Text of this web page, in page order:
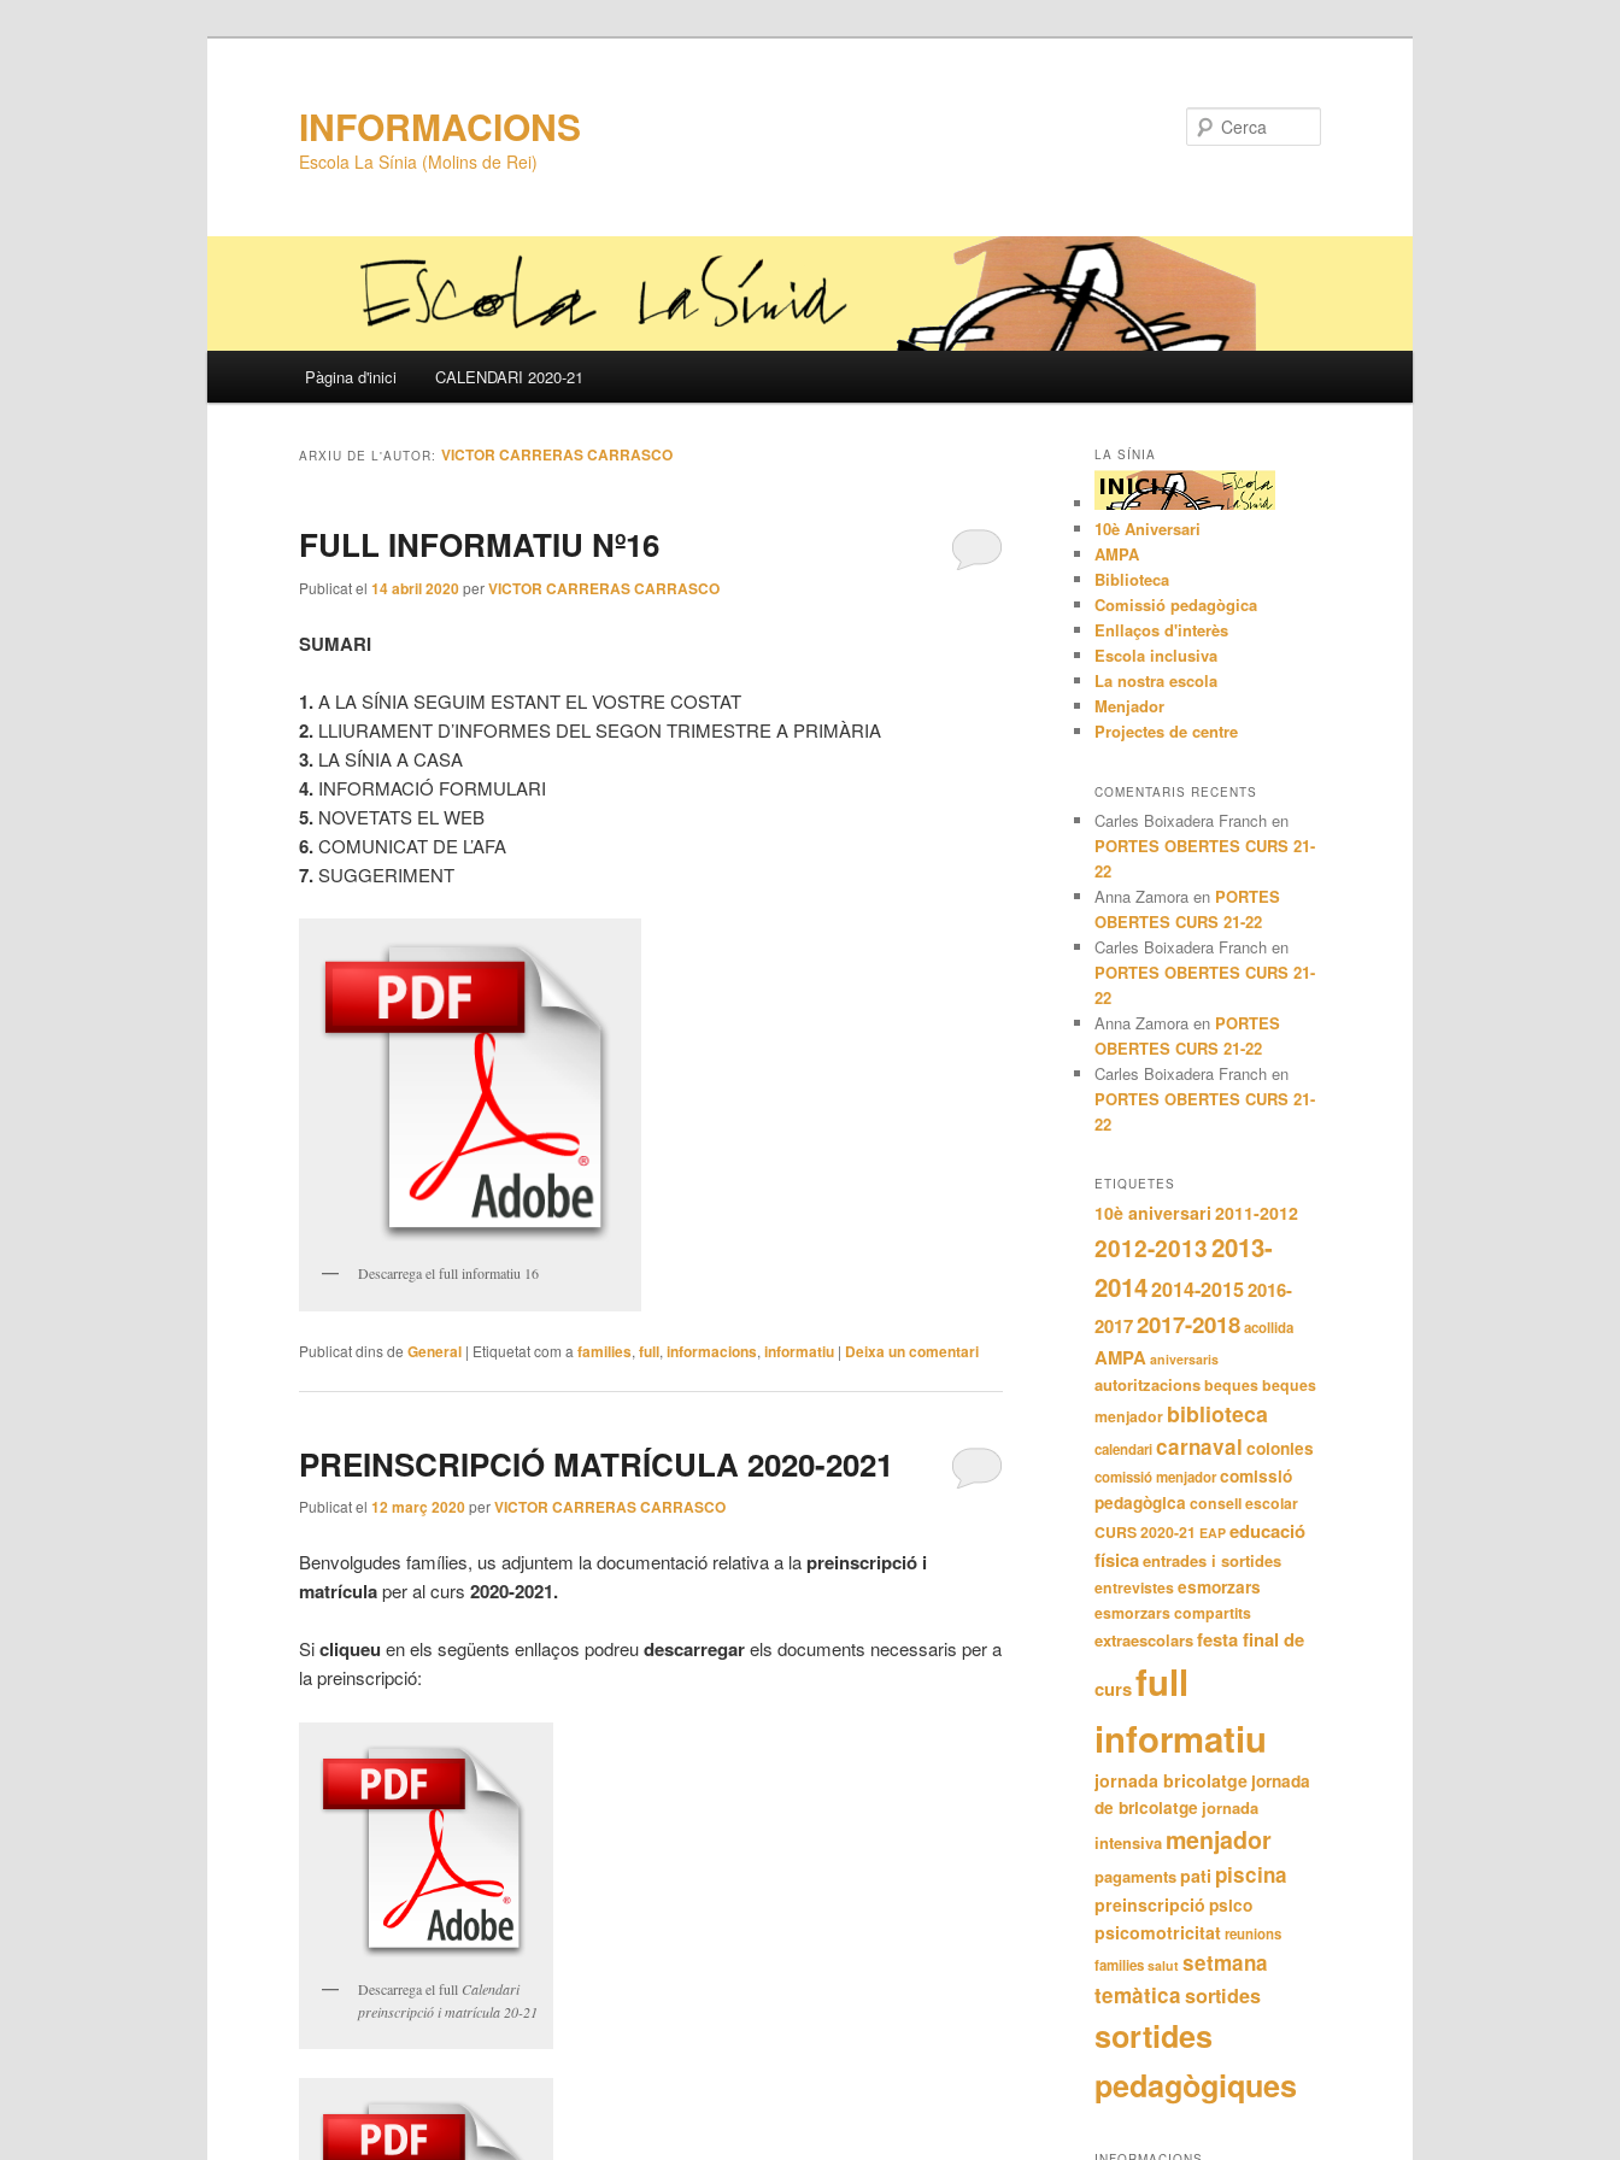
INFORMACIONS
Escola La Sínia (Molins de Rei)
Aneu
principal
Aneu
secundari
Pàgina d'inici CALENDARI 2020-21
ARXIU DE L'AUTOR: VICTOR CARRERAS CARRASCO
FULL INFORMATIU Nº16
Publicat el 14 abril 2020perVICTOR CARRERAS CARRASCO
SUMARI
1.A LA SÍNIA SEGUIM ESTANT EL VOSTRE COSTAT
2. LLIURAMENT D’INFORMES DEL SEGON TRIMESTRE A PRIMÀRIA
3. LA SÍNIA A CASA
4. INFORMACIÓ FORMULARI
5. NOVETATS EL WEB
6.COMUNICAT DE L’AFA
7.SUGGERIMENT
Descarrega el full informatiu 16
Publicat dins de General | Etiquetat com a families, full, informacions, informatiu | Deixa un comentari
PREINSCRIPCIÓ MATRÍCULA 2020-2021
Publicat el 12 març 2020perVICTOR CARRERAS CARRASCO
Benvolgudes famílies, us adjuntem la documentació relativa a lapreinscripció i
matrículaper al curs 2020-2021.
Sicliqueu en els següents enllaços podreudescarregarels documents necessaris per a
la preinscripció:
Descarrega el full Calendari
preinscripció i matrícula 20-21
LA SÍNIA
10è Aniversari
AMPA
Biblioteca
Comissió pedagògica
Enllaços d'interès
Escola inclusiva
La nostra escola
Menjador
Projectes de centre
COMENTARIS RECENTS
Carles Boixadera Franch en
PORTES OBERTES CURS 21-
22
Anna Zamora en PORTES
OBERTES CURS 21-22
Carles Boixadera Franch en
PORTES OBERTES CURS 21-
22
Anna Zamora en PORTES
OBERTES CURS 21-22
Carles Boixadera Franch en
PORTES OBERTES CURS 21-
22
ETIQUETES
10è aniversari 2011-2012
2012-20132013-
20142014-20152016-
20172017-2018acollida
AMPA aniversaris
autoritzacionsbequesbeques
menjador biblioteca
calendaricarnaval colonies
comissió menjadorcomissió
pedagògica consell escolar
CURS 2020-21 EAP educació
físicaentrades i sortides
entrevistesesmorzars
esmorzars compartits
extraescolarsfesta final de
cursfull
informatiu
jornada bricolatge jornada
de bricolatge jornada
intensiva menjador
pagamentspati piscina
preinscripció psico
psicomotricitatreunions
families salut setmana
temàticasortides
sortides
pedagògiques